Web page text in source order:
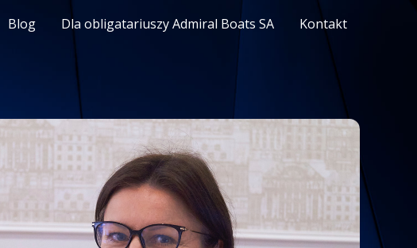
Blog Dla obligatariuszy Admiral Boats SA Kontakt